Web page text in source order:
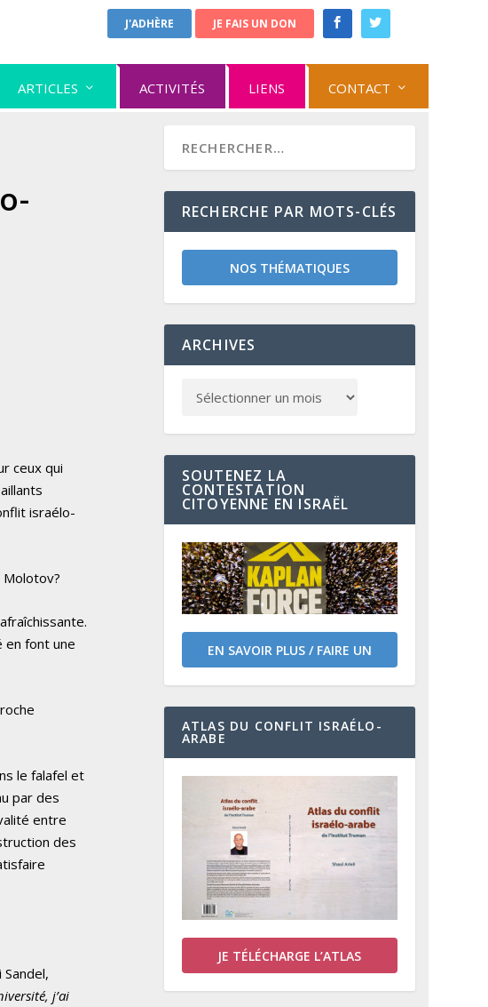
J'ADHÈRE JE FAIS UN DON
ARTICLES ACTIVITÉS LIENS CONTACT
ceux qui
israélo-
Molotov?
en font une
le falafel et
par des
entre
des
Sandel,
j’ai
RECHERCHE PAR MOTS-CLÉS
NOS THÉMATIQUES
ARCHIVES
SOUTENEZ LA
CONTESTATION
CITOYENNE EN ISRAËL
EN SAVOIR PLUS / FAIRE UN
DON
ATLAS DU CONFLIT ISRAÉLO-
ARABE
JE TÉLÉCHARGE L’ATLAS